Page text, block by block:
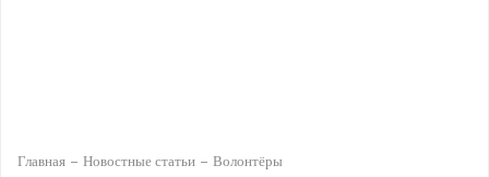
Главная Новостные статьи Волонтёры